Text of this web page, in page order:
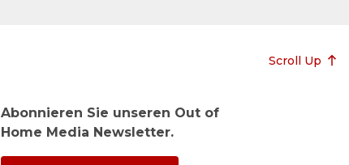
Scroll Up
Abonnieren Sie unseren Out of
Home Media Newsletter.